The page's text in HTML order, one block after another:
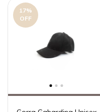
17%
OFF